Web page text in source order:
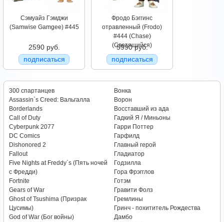
Сэмуайз Гэмджи
(Samwise Gamgee) #445
2590 руб.
подписаться
Фродо Бэггинс
отравленный (Frodo)
#444 (Chase)
(Светящийся)
5990 руб.
подписаться
300 спартанцев
Assassin`s Creed: Вальгалла
Borderlands
Call of Duty
Cyberpunk 2077
DC Comics
Dishonored 2
Fallout
Five Nights at Freddy`s (Пять ночей
с Фредди)
Fortnite
Gears of War
Ghost of Tsushima (Призрак
Цусимы)
God of War (Бог войны)
Вонка
Ворон
Восставший из ада
Гадкий Я / Миньоны
Гарри Поттер
Гарфилд
Главный герой
Гладиатор
Годзилла
Гора Фрэгглов
Готэм
Гравити Фолз
Гремлины
Гринч - похититель Рождества
Дамбо